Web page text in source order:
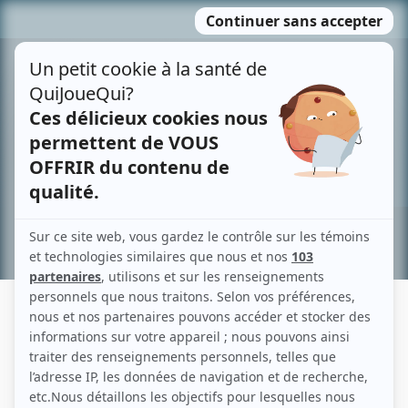
MENU
contenu
Recherche avancée »
ALISA PYSAREVA
Liens
Fiche de Alisa Pysareva sur Showbizz.net